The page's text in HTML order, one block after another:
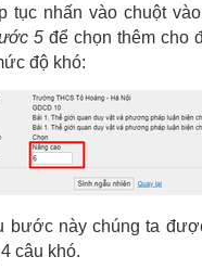
tục nhấn vào chuột
5 để chọn thêm cho
độ khó:
bước này chúng ta
câu khó.